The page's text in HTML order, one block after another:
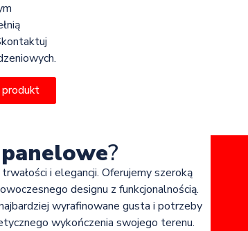
produkt
?
i elegancji. Oferujemy szeroką
designu z funkcjonalnością.
wyrafinowane gusta i potrzeby
wykończenia swojego terenu.